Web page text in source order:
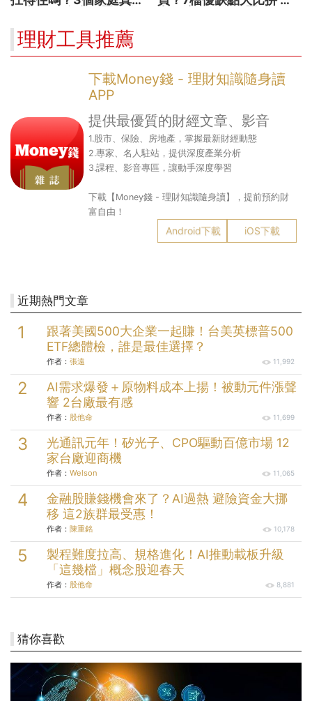
傷
理財工具推薦
下載Money錢 - 理財知識隨身讀
APP
提供最優質的財經文章、影音
1.股市、保險、房地產，掌握最新財經動態
2.專家、名人駐站，提供深度產業分析
3.課程、影音專區，讓動手深度學習
下載【Money錢 - 理財知識隨身讀】，提前預約財
富自由！
Android下載 iOS下載
近期熱門文章
跟著美國500大企業一起賺！台美英標普500
ETF總體檢，誰是最佳選擇？
作者： 張遠 11,992
AI需求爆發＋原物料成本上揚！被動元件漲聲
響 2台廠最有感
作者： 股他命 11,699
光通訊元年！矽光子、CPO驅動百億市場 12
家台廠迎商機
作者： Welson 11,065
金融股賺錢機會來了？AI過熱 避險資金大挪
移 這2族群最受惠！
作者： 陳重銘 10,178
製程難度拉高、規格進化！AI推動載板升級
「這幾檔」概念股迎春天
作者： 股他命 8,881
猜你喜歡